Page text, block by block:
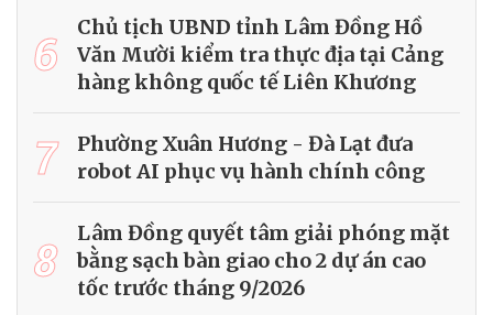
6
Chủ tịch UBND tỉnh Lâm Đồng Hồ
Văn Mười kiểm tra thực địa tại Cảng
hàng không quốc tế Liên Khương
7
Phường Xuân Hương - Đà Lạt đưa
robot AI phục vụ hành chính công
8
Lâm Đồng quyết tâm giải phóng mặt
bằng sạch bàn giao cho 2 dự án cao
tốc trước tháng 9/2026